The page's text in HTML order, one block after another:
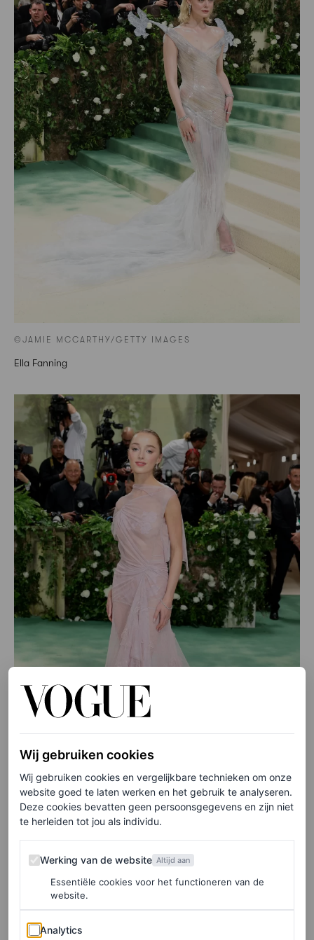
©JAMIE MCCARTHY/GETTY IMAGES
Ella Fanning
©DIMITRIOS KAMBOURIS/GETTY IMAGES
Phoebe Dynevor
Wij gebruiken cookies
Wij gebruiken cookies en vergelijkbare technieken om onze
website goed te laten werken en het gebruik te analyseren.
Deze cookies bevatten geen persoonsgegevens en zijn niet
te herleiden tot jou als individu.
Werking van de website
Werking van de website Altijd aan
Essentiële cookies voor het functioneren van de
website.
Analytics
Analytics